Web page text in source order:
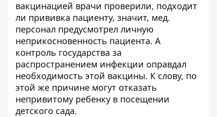
вакцинацией врачи проверили, подходит
ли прививка пациенту, значит, мед.
персонал предусмотрел личную
неприкосновенность пациента. А
контроль государства за
распространением инфекции оправдал
необходимость этой вакцины. К слову, по
этой же причине могут отказать
непривитому ребенку в посещении
детского сада.